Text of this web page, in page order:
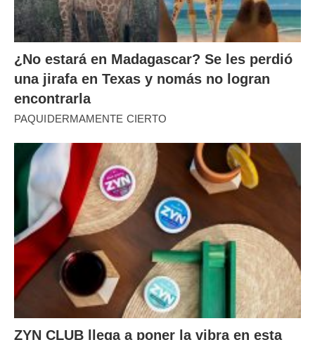
¿No estará en Madagascar? Se les perdió
una jirafa en Texas y nomás no logran
encontrarla
PAQUIDERMAMENTE CIERTO
ZYN CLUB llega a poner la vibra en esta